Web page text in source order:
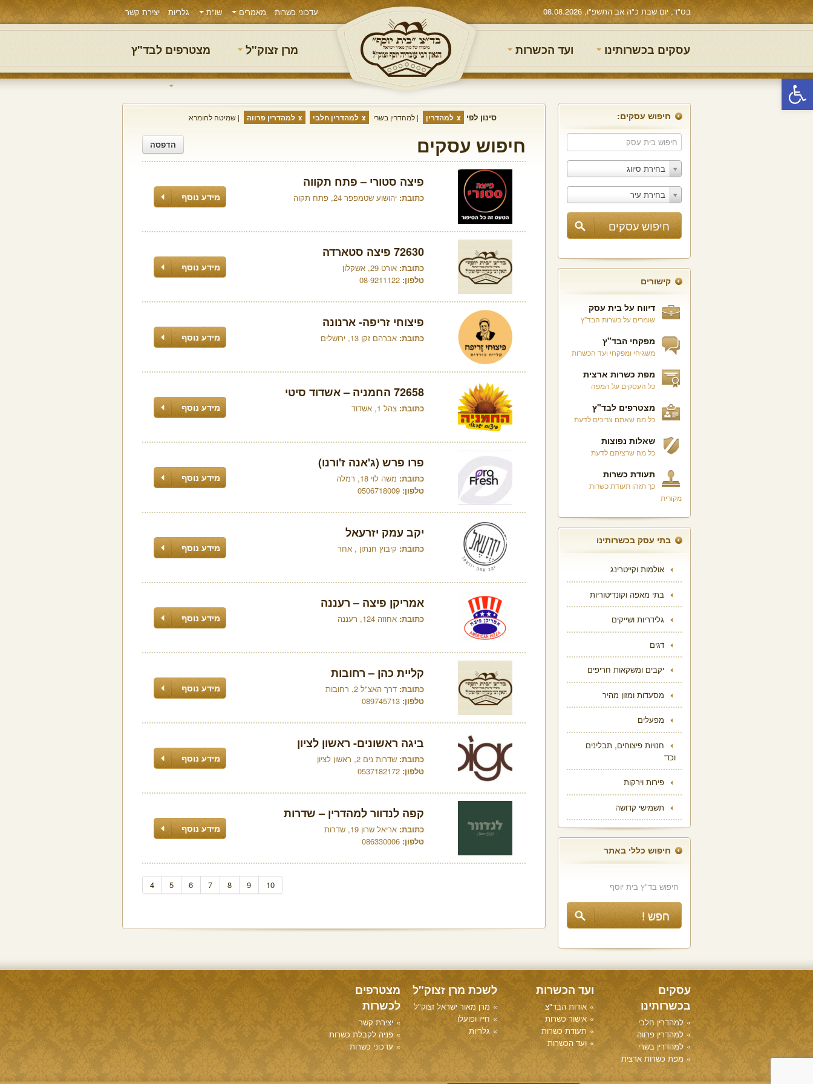
פתח סרגל נגישות
בס"ד, יום שבת כ"ה אב התשפ"ו, 08.08.2026 עדכוני כשרות מאמרים שו"ת גלריות יצירת קשר
עסקים בכשרותינו ועד הכשרות מרן זצוק"ל מצטרפים לבד"ץ
חיפוש עסקים:
בחירת סיווג
בחירת עיר
קישורים
דיווח על בית עסק
שומרים על כשרות הבד"ץ
מפקחי הבד"ץ
משגיחי ומפקחי ועד הכשרות
מפת כשרות ארצית
כל העסקים על המפה
מצטרפים לבד"ץ
כל מה שאתם צריכים לדעת
שאלות נפוצות
כל מה שרציתם לדעת
תעודת כשרות
כך תזהו תעודת כשרות
מקורית
בתי עסק בכשרותינו
אולמות וקייטרינג
בתי מאפה וקונדיטוריות
גלידריות ושייקים
דגים
יקבים ומשקאות חריפים
מסעדות ומזון מהיר
מפעלים
חנויות פיצוחים, תבלינים
וכד'
פירות וירקות
תשמישי קדושה
חיפוש כללי באתר
סינון לפי למהדרין למהדרין בשרי למהדרין חלבי למהדרין פרווה שמיטה לחומרא
חיפוש עסקים הדפסה
פיצה סטורי – פתח תקווה
כתובת: יהושוע שטמפפר 24, פתח תקוה מידע נוסף
72630 פיצה סטארדה
כתובת: אורט 29, אשקלון
טלפון: 08-9211122
מידע נוסף
פיצוחי זריפה- ארנונה
כתובת: אברהם זקן 13, ירושלים מידע נוסף
72658 החמניה – אשדוד סיטי
כתובת: צהל 1, אשדוד מידע נוסף
פרו פרש (ג'אנה ז'ורנו)
כתובת: משה לוי 18, רמלה
טלפון: 0506718009
מידע נוסף
יקב עמק יזרעאל
כתובת: קיבוץ חנתון , אחר מידע נוסף
אמריקן פיצה – רעננה
כתובת: אחוזה 124, רעננה מידע נוסף
קליית כהן – רחובות
כתובת: דרך האצ"ל 2, רחובות
טלפון: 089745713
מידע נוסף
ביגה ראשונים- ראשון לציון
כתובת: שדרות נים 2, ראשון לציון
טלפון: 0537182172
מידע נוסף
קפה לנדוור למהדרין – שדרות
כתובת: אריאל שרון 19, שדרות
טלפון: 086330006
מידע נוסף
4 5 6 7 8 9 10
עסקים
בכשרותינו
למהדרין חלבי
למהדרין פרווה
למהדרין בשרי
מפת כשרות ארצית
ועד הכשרות
אודות הבד"צ
אישור כשרות
תעודת כשרות
ועד הכשרות
לשכת מרן זצוק"ל
מרן מאור ישראל זצוק"ל
חייו ופועלו
גלריות
מצטרפים
לכשרות
יצירת קשר
פניה לקבלת כשרות
עדכוני כשרות